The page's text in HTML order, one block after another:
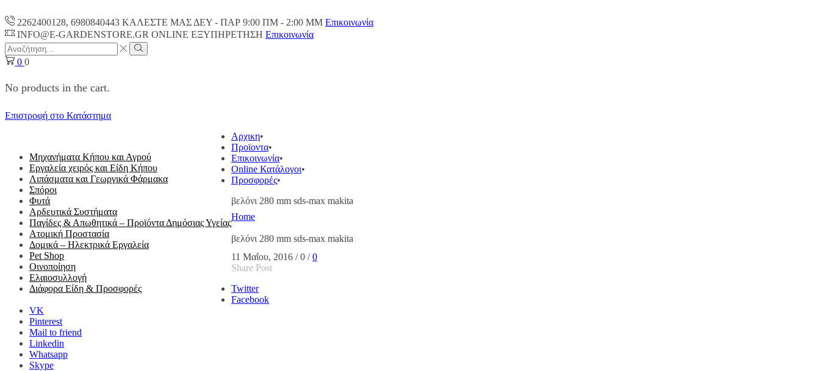
2262400128, 6980840443 ΚΑΛΕΣΤΕ ΜΑΣ ΔΕΥ - ΠΑΡ 9:00 ΠM - 2:00 ΜΜ Επικοινωνία
INFO@E-GARDENSTORE.GR ONLINE ΕΞΥΠΗΡΕΤΗΣH Επικοινωνία
Search
input
Search
0 0
No products in the cart.
Επιστροφή στο Κατάστημα
Μηχανήματα Κήπου και Αγρού
Εργαλεία χειρός και Είδη Κήπου
Λιπάσματα και Γεωργικά Φάρμακα
Σπόροι
Φυτά
Αρδευτικά Συστήματα
Παγίδες & Απωθητικά – Προϊόντα Δημόσιας Υγείας
Ατομική Προστασία
Δομικά – Ηλεκτρικά Εργαλεία
Pet Shop
Οινοποίηση
Ελαιοσυλλογή
Διάφορα Είδη & Προσφορές
Αρχικη
Προϊοντα
Επικοινωνία
Online Κατάλογοι
Προσφορές
Home
βελόνι 280 mm sds-max makita
βελόνι 280 mm sds-max makita
11 Μαΐου, 2016 / 0 / 0
Share Post
Twitter
Facebook
VK
Pinterest
Mail to friend
Linkedin
Whatsapp
Skype